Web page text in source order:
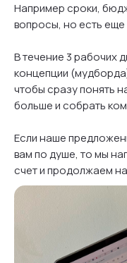
Например сроки,
вопросы, но есть еще
В течение 3 рабочих
концепции
чтобы сразу понять
больше и собрать
Если наше
вам по душе, то мы
счет и продолжаем